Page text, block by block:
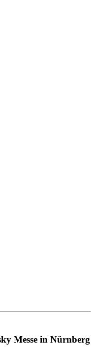
Messe in Nürnberg